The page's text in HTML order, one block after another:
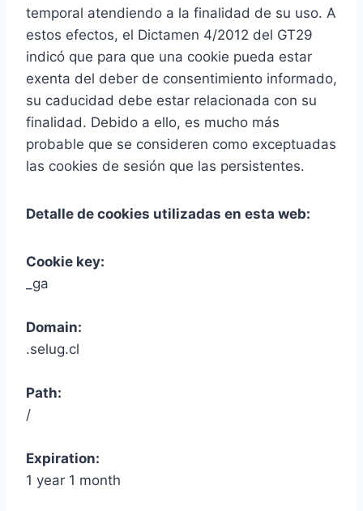
temporal atendiendo a la finalidad de su uso. A
estos efectos, el Dictamen 4/2012 del GT29
indicó que para que una cookie pueda estar
exenta del deber de consentimiento informado,
su caducidad debe estar relacionada con su
finalidad. Debido a ello, es mucho más
probable que se consideren como exceptuadas
las cookies de sesión que las persistentes.
Detalle de cookies utilizadas en esta web:
Cookie key:
_ga
Domain:
.selug.cl
Path:
/
Expiration:
1 year 1 month